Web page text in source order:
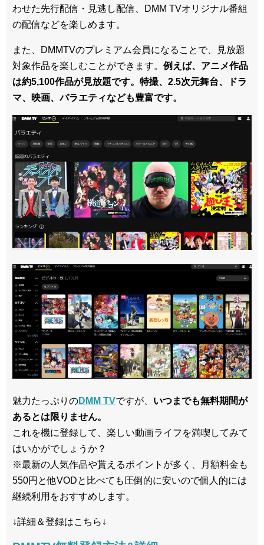
わせた先行配信・見逃し配信、DMM TVオリジナル番組
の配信などを楽しめます。
また、DMMTVのプレミアム会員になることで、見放題
対象作品を楽しむことができます。 例えば、アニメ作品
は約5,100作品が見放題です。特撮、2.5次元舞台、ドラ
マ、映画、バラエティなども豊富です。
魅力たっぷりのDMM TVですが、 いつまでも無料期間が
あるとは限りません。
これを機に登録して、楽しい動画ライフを満喫してみて
はいかがでしょうか？
※最新の人気作品や貰えるポイントが多く、月額料金も
550円と他VODと比べても圧倒的に安いので個人的には
継続利用をおすすめします。
↓詳細＆登録はこちら↓